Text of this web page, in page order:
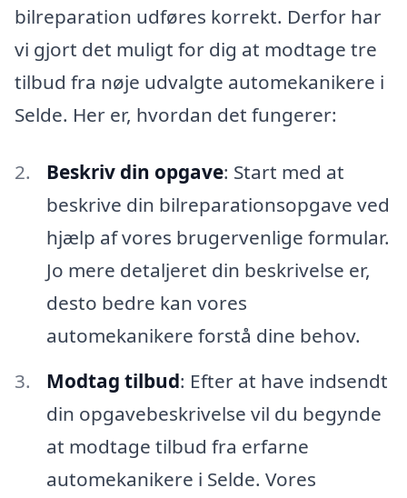
bilreparation udføres korrekt. Derfor har
vi gjort det muligt for dig at modtage tre
tilbud fra nøje udvalgte automekanikere i
Selde. Her er, hvordan det fungerer:
Beskriv din opgave: Start med at
beskrive din bilreparationsopgave ved
hjælp af vores brugervenlige formular.
Jo mere detaljeret din beskrivelse er,
desto bedre kan vores
automekanikere forstå dine behov.
Modtag tilbud: Efter at have indsendt
din opgavebeskrivelse vil du begynde
at modtage tilbud fra erfarne
automekanikere i Selde. Vores